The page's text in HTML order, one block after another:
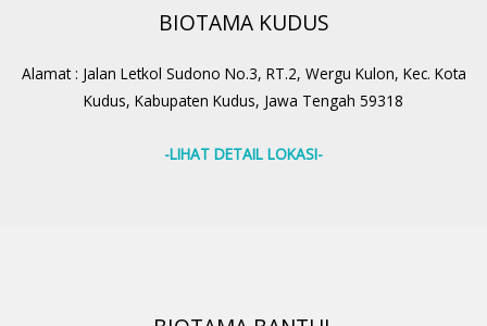
BIOTAMA KUDUS
Alamat : Jalan Letkol Sudono No.3, RT.2, Wergu Kulon, Kec. Kota
Kudus, Kabupaten Kudus, Jawa Tengah 59318
-LIHAT DETAIL LOKASI-